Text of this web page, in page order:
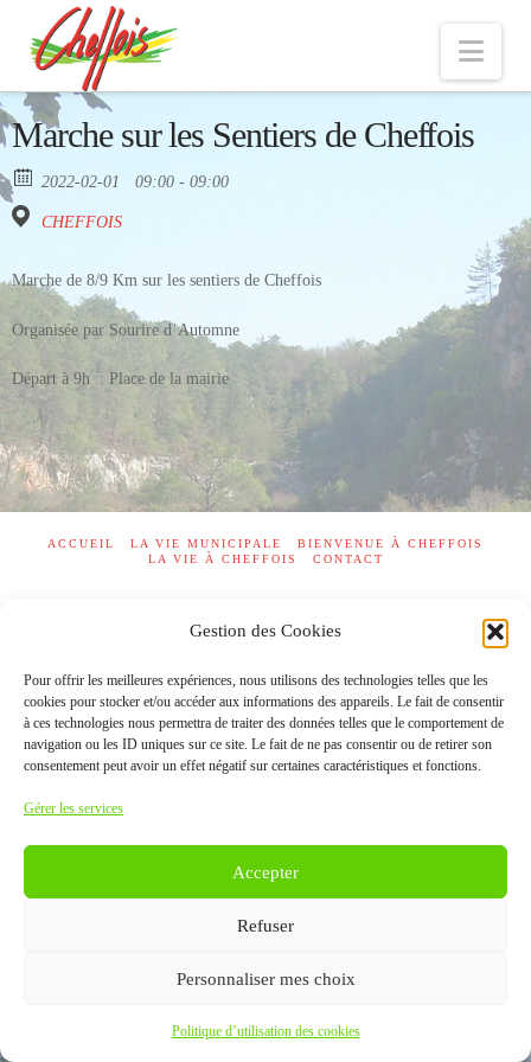
Gestion des Cookies
Pour offrir les meilleures expériences, nous utilisons des technologies telles que les
cookies pour stocker et/ou accéder aux informations des appareils. Le fait de consentir
à ces technologies nous permettra de traiter des données telles que le comportement de
navigation ou les ID uniques sur ce site. Le fait de ne pas consentir ou de retirer son
consentement peut avoir un effet négatif sur certaines caractéristiques et fonctions.
Gérer les services
Accepter
Refuser
Personnaliser mes choix
Politique d’utilisation des cookies
Marche sur les Sentiers de Cheffois
2022-02-01 09:00 - 09:00
CHEFFOIS
Marche de 8/9 Km sur les sentiers de Cheffois
Organisée par Sourire d’Automne
Départ à 9h : Place de la mairie
ACCUEIL LA VIE MUNICIPALE
BIENVENUE À CHEFFOIS
LA VIE À CHEFFOIS
CONTACT